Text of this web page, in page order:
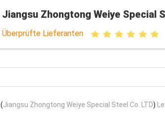
Jiangsu Zhongtong Weiye Special
Überprüfte Lieferanten
(Jiangsu Zhongtong Weiye Special Steel Co. LTD)